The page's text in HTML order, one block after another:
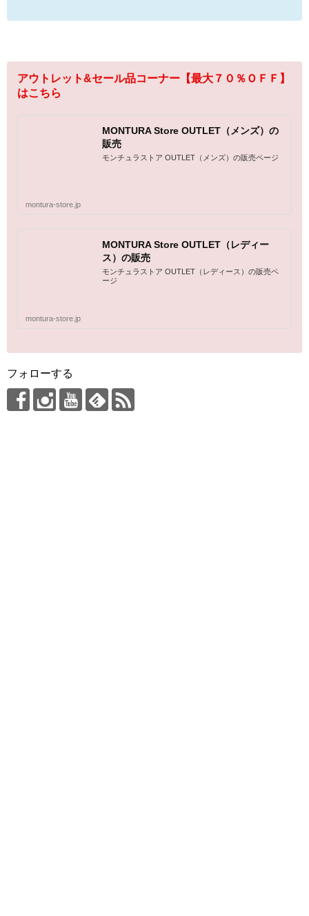
アウトレット&セール品コーナー【最大７０％ＯＦＦ】
はこちら
MONTURA Store OUTLET（メンズ）の
販売
モンチュラストア OUTLET（メンズ）の販売ページ
montura-store.jp
MONTURA Store OUTLET（レディー
ス）の販売
モンチュラストア OUTLET（レディース）の販売ペ
ージ
montura-store.jp
フォローする